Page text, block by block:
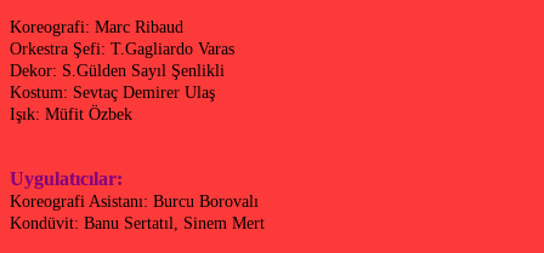
Koreografi: Marc Ribaud
Orkestra Şefi: T.Gagliardo Varas
Dekor: S.Gülden Sayıl Şenlikli
Kostum: Sevtaç Demirer Ulaş
Işık: Müfit Özbek
Uygulatıcılar:
Koreografi Asistanı: Burcu Borovalı
Kondüvit: Banu Sertatıl, Sinem Mert